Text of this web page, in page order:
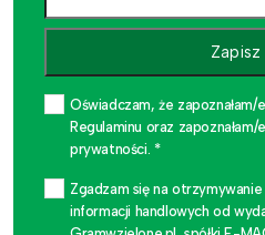
Zapisz
Oświadczam, że
Regulaminu oraz
prywatności. *
Zgadzam się na
informacji handlowych od